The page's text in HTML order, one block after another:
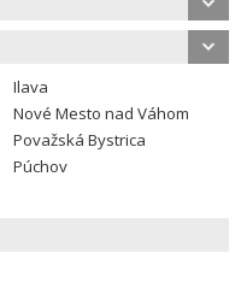
Ilava
Nové Mesto nad Váhom
Považská Bystrica
Púchov